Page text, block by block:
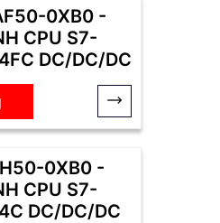
0XB0 -
CPU S7-
DC/DC/DC
0XB0 -
CPU S7-
DC/DC/DC